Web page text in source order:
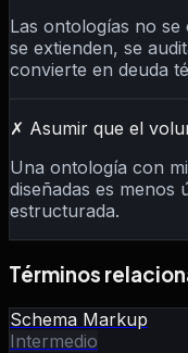
Las ontologías no
se extienden, se
convierte en deuda
✗ Asumir que el
Una ontología con
diseñadas es menos
estructurada.
Términos
Schema Markup
Intermedio